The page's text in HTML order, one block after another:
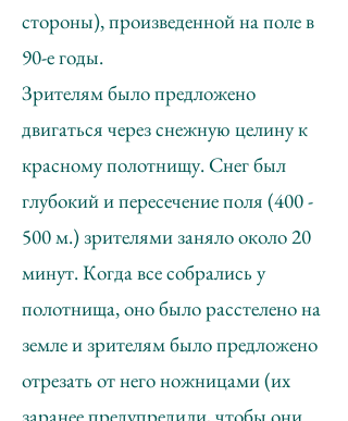
стороны), произведенной на поле в
90-е годы.
Зрителям было предложено
двигаться через снежную целину к
красному полотнищу. Снег был
глубокий и пересечение поля (400 -
500 м.) зрителями заняло около 20
минут. Когда все собрались у
полотнища, оно было расстелено на
земле и зрителям было предложено
отрезать от него ножницами (их